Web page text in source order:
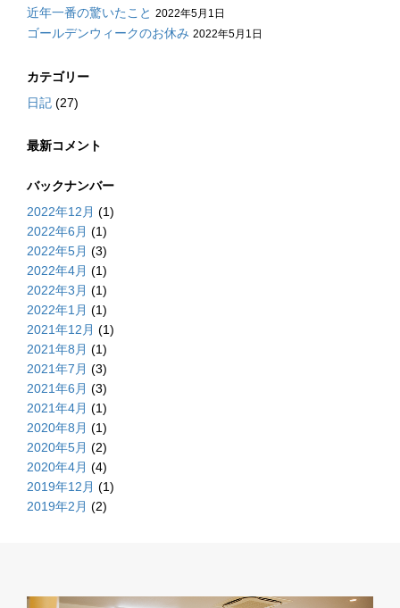
近年一番の驚いたこと 2022年5月1日
ゴールデンウィークのお休み 2022年5月1日
カテゴリー
日記 (27)
最新コメント
バックナンバー
2022年12月 (1)
2022年6月 (1)
2022年5月 (3)
2022年4月 (1)
2022年3月 (1)
2022年1月 (1)
2021年12月 (1)
2021年8月 (1)
2021年7月 (3)
2021年6月 (3)
2021年4月 (1)
2020年8月 (1)
2020年5月 (2)
2020年4月 (4)
2019年12月 (1)
2019年2月 (2)